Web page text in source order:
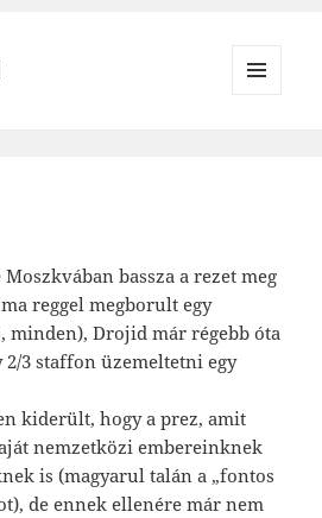
bassza a rezet meg
reggel megborult egy
minden), Drojid már régebb óta
2/3 staffon üzemeltetni egy
kiderült, hogy a prez, amit
nemzetközi embereinknek
is (magyarul talán a „fontos
de ennek ellenére már nem